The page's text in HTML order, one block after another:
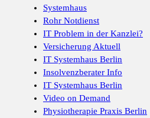
Systemhaus
Rohr Notdienst
IT Problem in der Kanzlei?
Versicherung Aktuell
IT Systemhaus Berlin
Insolvenzberater Info
IT Systemhaus Berlin
Video on Demand
Physiotherapie Praxis Berlin